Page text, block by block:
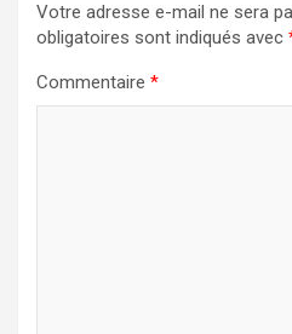
Votre adresse e-mail ne sera
obligatoires sont indiqués avec
Commentaire *